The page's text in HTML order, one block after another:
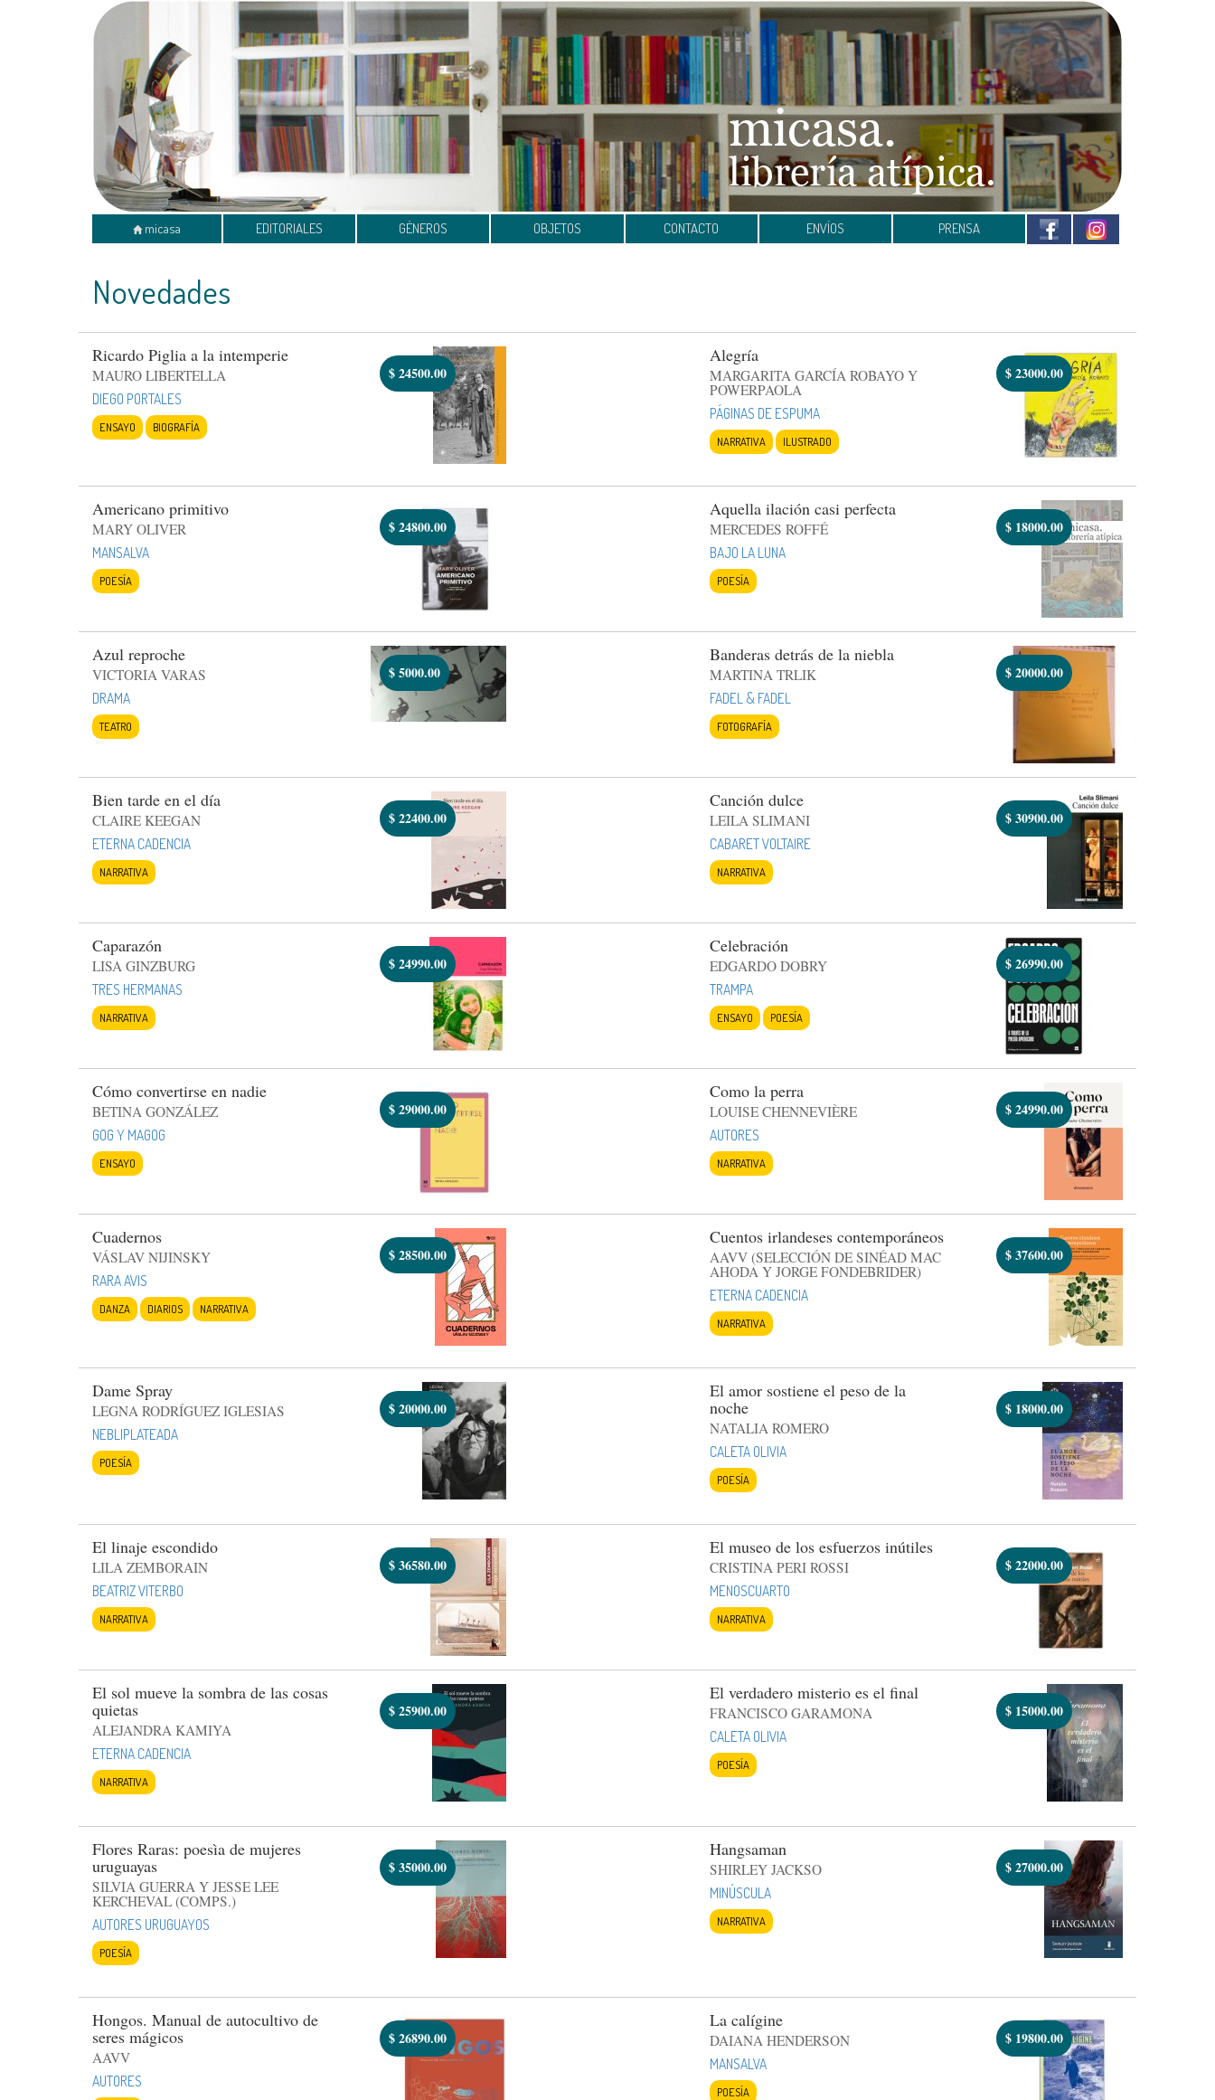
micasa EDITORIALES GÉNEROS OBJETOS CONTACTO ENVÍOS PRENSA
Novedades
Ricardo Piglia a la intemperie
MAURO LIBERTELLA
DIEGO PORTALES
ENSAYO BIOGRAFÍA
$24500.00
Alegría
MARGARITA GARCÍA ROBAYO Y
POWERPAOLA
PÁGINAS DE ESPUMA
NARRATIVA ILUSTRADO
$23000.00
Americano primitivo
MARY OLIVER
MANSALVA
POESÍA
$24800.00
Aquella ilación casi perfecta
MERCEDES ROFFÉ
BAJO LA LUNA
POESÍA
$ 18000.00
Azul reproche
VICTORIA VARAS
DRAMA
TEATRO
$5000.00
Banderas detrás de la niebla
MARTINA TRLIK
FADEL & FADEL
FOTOGRAFÍA
$20000.00
Bien tarde en el día
CLAIRE KEEGAN
ETERNA CADENCIA
NARRATIVA
$22400.00
Canción dulce
LEILA SLIMANI
CABARET VOLTAIRE
NARRATIVA
$30900.00
Caparazón
LISA GINZBURG
TRES HERMANAS
NARRATIVA
$24990.00
Celebración
EDGARDO DOBRY
TRAMPA
ENSAYO POESÍA
$26990.00
Cómo convertirse en nadie
BETINA GONZÁLEZ
GOG Y MAGOG
ENSAYO
$29000.00
Como la perra
LOUISE CHENNEVIÈRE
AUTORES
NARRATIVA
$24990.00
Cuadernos
VÁSLAV NIJINSKY
RARA AVIS
DANZA DIARIOS NARRATIVA
$28500.00
Cuentos irlandeses contemporáneos
AAVV (SELECCIÓN DE SINÉAD MAC
AHODA Y JORGE FONDEBRIDER)
ETERNA CADENCIA
NARRATIVA
$37600.00
Dame Spray
LEGNA RODRÍGUEZ IGLESIAS
NEBLIPLATEADA
POESÍA
$20000.00
El amor sostiene el peso de la
noche
NATALIA ROMERO
CALETA OLIVIA
POESÍA
$ 18000.00
El linaje escondido
LILA ZEMBORAIN
BEATRIZ VITERBO
NARRATIVA
$36580.00
El museo de los esfuerzos inútiles
CRISTINA PERI ROSSI
MENOSCUARTO
NARRATIVA
$22000.00
El sol mueve la sombra de las cosas
quietas
ALEJANDRA KAMIYA
ETERNA CADENCIA
NARRATIVA
$25900.00
El verdadero misterio es el final
FRANCISCO GARAMONA
CALETA OLIVIA
POESÍA
$ 15000.00
Flores Raras: poesìa de mujeres
uruguayas
SILVIA GUERRA Y JESSE LEE
KERCHEVAL (COMPS.)
AUTORES URUGUAYOS
POESÍA
$35000.00
Hangsaman
SHIRLEY JACKSO
MINÚSCULA
NARRATIVA
$27000.00
Hongos. Manual de autocultivo de
seres mágicos
AAVV
AUTORES
$26890.00
La calígine
DAIANA HENDERSON
MANSALVA
POESÍA
$ 19800.00